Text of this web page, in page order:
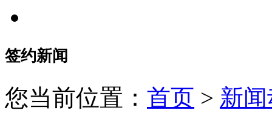
签约新闻
您当前位置： 首页 > 新